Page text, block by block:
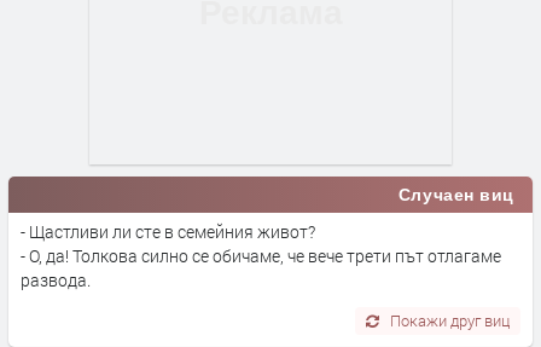
Случаен виц
- Щастливи ли сте в семейния живот?
- О, да! Толкова силно се обичаме, че вече трети път отлагаме
развода.
Покажи друг виц